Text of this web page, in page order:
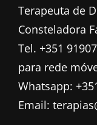
Terapeuta de
Consteladora
Tel. +351
para rede
Whatsapp:
Email: